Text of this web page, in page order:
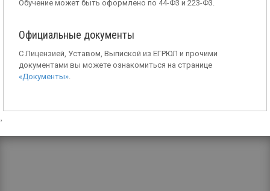
Обучение может быть оформлено по 44-Ф3 и 223-Ф3.
Официальные документы
С Лицензией, Уставом, Выпиской из ЕГРЮЛ и прочими
документами вы можете ознакомиться на странице
«Документы».